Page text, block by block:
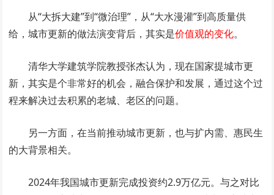
从“大拆大建”到“微治理”，从“大水漫灌”到高质量供
给，城市更新的做法演变背后，其实是价值观的变化。
清华大学建筑学院教授张杰认为，现在国家提城市更
新，其实是个非常好的机会，融合保护和发展，通过这个过
程来解决过去积累的老城、老区的问题。
另一方面，在当前推动城市更新，也与扩内需、惠民生
的大背景相关。
2024年我国城市更新完成投资约2.9万亿元。与之对比